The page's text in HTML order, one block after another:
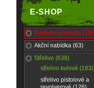
E-SHOP
Poslední produkty (16)
Akční nabídka (63)
Střelivo (638)
střelivo kulové (183)
střelivo pistolové a